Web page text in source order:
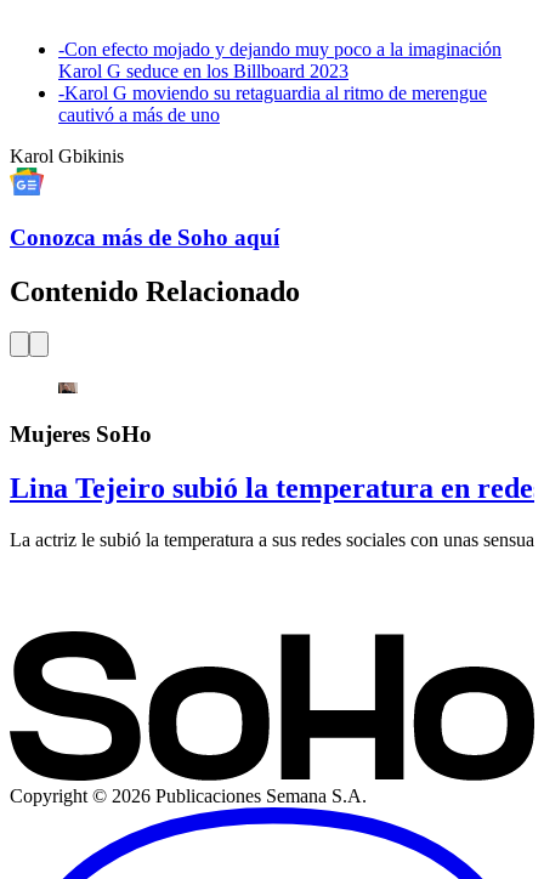
-Con efecto mojado y dejando muy poco a la imaginación
Karol G seduce en los Billboard 2023
-Karol G moviendo su retaguardia al ritmo de merengue
cautivó a más de uno
Karol Gbikinis
Conozca más de Soho aquí
Contenido Relacionado
Mujeres SoHo
Lina Tejeiro subió la temperatura en
La actriz le subió la temperatura a sus redes sociales con unas
Copyright © 2026 Publicaciones Semana S.A.